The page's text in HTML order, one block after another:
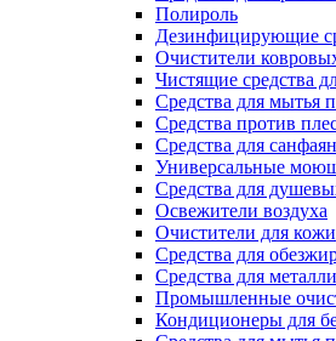
Полироль
Дезинфицирующие
Очистители
Чистящие средства
Средства для мытья
Средства против
Средства для
Универсальные
Средства для
Освежители воздуха
Очистители для кожи
Средства для
Средства для
Промышленные
Кондиционеры для